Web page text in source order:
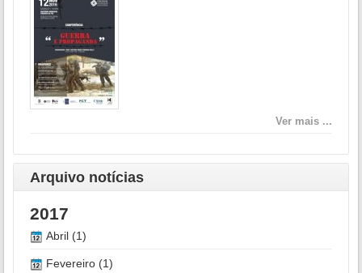
Ver mais ...
Arquivo notícias
2017
Abril (1)
Fevereiro (1)